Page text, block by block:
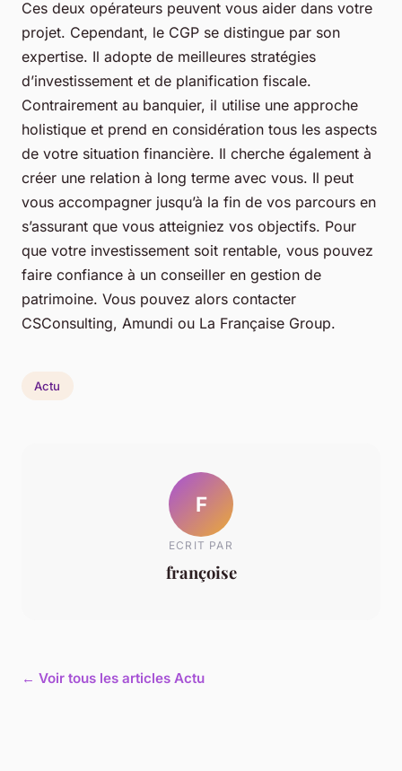
Ces deux opérateurs peuvent vous aider dans votre
projet. Cependant, le CGP se distingue par son
expertise. Il adopte de meilleures stratégies
d’investissement et de planification fiscale.
Contrairement au banquier, il utilise une approche
holistique et prend en considération tous les aspects
de votre situation financière. Il cherche également à
créer une relation à long terme avec vous. Il peut
vous accompagner jusqu’à la fin de vos parcours en
s’assurant que vous atteigniez vos objectifs. Pour
que votre investissement soit rentable, vous pouvez
faire confiance à un conseiller en gestion de
patrimoine. Vous pouvez alors contacter
CSConsulting, Amundi ou La Française Group.
Actu
F
ECRIT PAR
françoise
← Voir tous les articles Actu